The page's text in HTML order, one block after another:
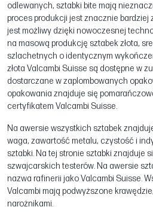
odlewanych, sztabki bite mają
proces produkcji jest znacznie bardziej
jest możliwy dzięki nowoczesnej
na masową produkcję sztabek złota,
szlachetnych o identycznym
złota Valcambi Suisse są dostępne w
dostarczane w zaplombowanych
opakowania znajduje się
certyfikatem Valcambi Suisse.
Na awersie wszystkich sztabek
waga, zawartość metalu, czystość i
sztabki. Na tej stronie sztabki znajduje
szwajcarskich testerów. Na awersie
nazwa rafinerii jako Valcambi Suisse.
Valcambi mają podwyższone
narożnikami.